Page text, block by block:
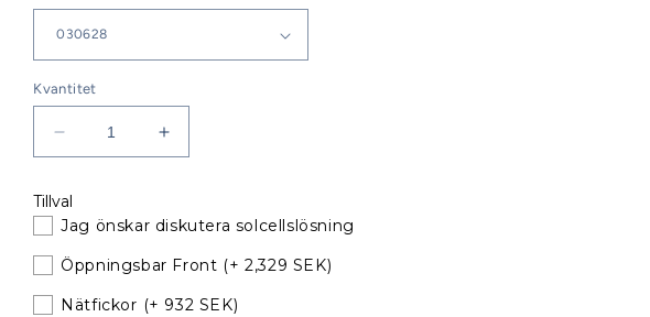
Kvantitet
Minska
kvantitet
Jeanneau
Sun
Fast
35
Sprayhood
Öka
kvantitet
Sun
Fast
Sprayhood
Tillval
Jag önskar diskutera solcellslösning
Öppningsbar Front (+ 2,329 SEK)
Nätfickor (+ 932 SEK)